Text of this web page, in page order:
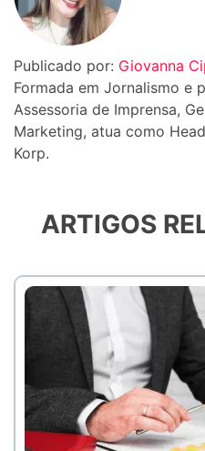
Publicado por: Giovanna
Formada em Jornalismo e
Assessoria de Imprensa,
Marketing, atua como
Korp.
ARTIGOS